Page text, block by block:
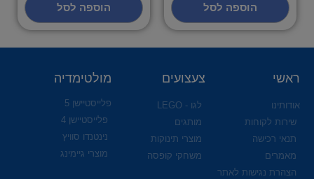
הוספה לסל הוספה לסל
ראשי
אודותינו
שירות לקוחות
תנאי רכישה
מאמרים
הצהרת נגישות לאתר
צעצועים
לגו - LEGO
מותגים
מוצרי תינוקות
משחקי קופסה
מולטימדיה
פלייסטיישן 5
פלייסטיישן 4
נינטנדו סוויץ
מוצרי גיימינג